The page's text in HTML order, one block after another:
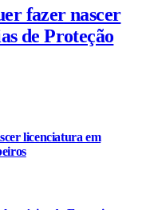
fazer nascer
de Proteção
licenciatura em